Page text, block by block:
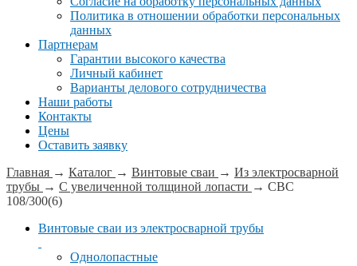
Политика в отношении обработки персональных
данных
Партнерам
Гарантии высокого качества
Личный кабинет
Варианты делового сотрудничества
Наши работы
Контакты
Цены
Оставить заявку
Главная → Каталог → Винтовые сваи → Из электросварной
трубы → С увеличенной толщиной лопасти → СВС
108/300(6)
Винтовые сваи из электросварной трубы
Однолопастные